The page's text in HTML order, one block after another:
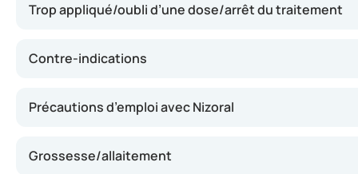
Trop appliqué/oubli d’une dose/arrêt du traitement
Contre-indications
Précautions d’emploi avec Nizoral
Grossesse/allaitement